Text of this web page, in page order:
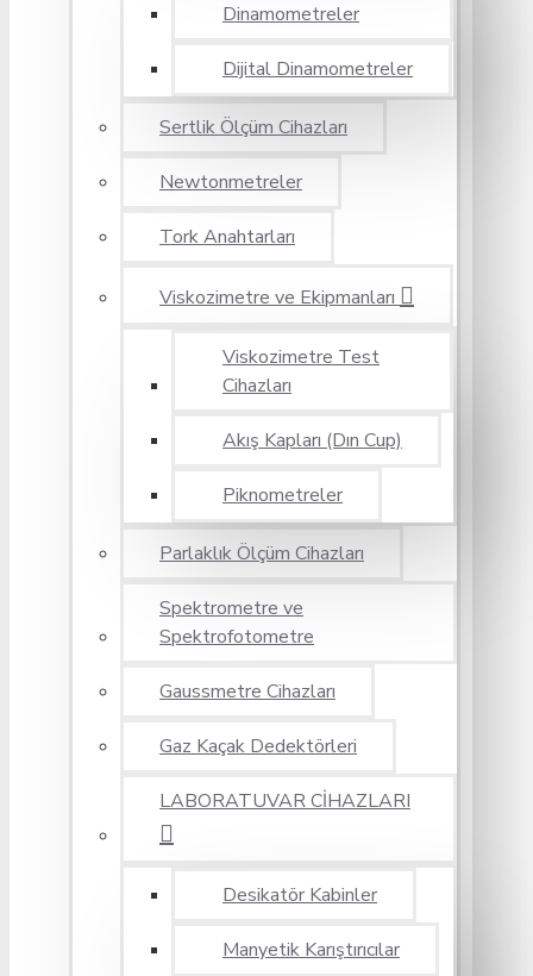
Dinamometreler
Dijital Dinamometreler
Sertlik Ölçüm Cihazları
Newtonmetreler
Tork Anahtarları
Viskozimetre ve Ekipmanları
Viskozimetre Test
Cihazları
Akış Kapları (Dın Cup)
Piknometreler
Parlaklık Ölçüm Cihazları
Spektrometre ve
Spektrofotometre
Gaussmetre Cihazları
Gaz Kaçak Dedektörleri
LABORATUVAR CİHAZLARI
Desikatör Kabinler
Manyetik Karıştırıcılar